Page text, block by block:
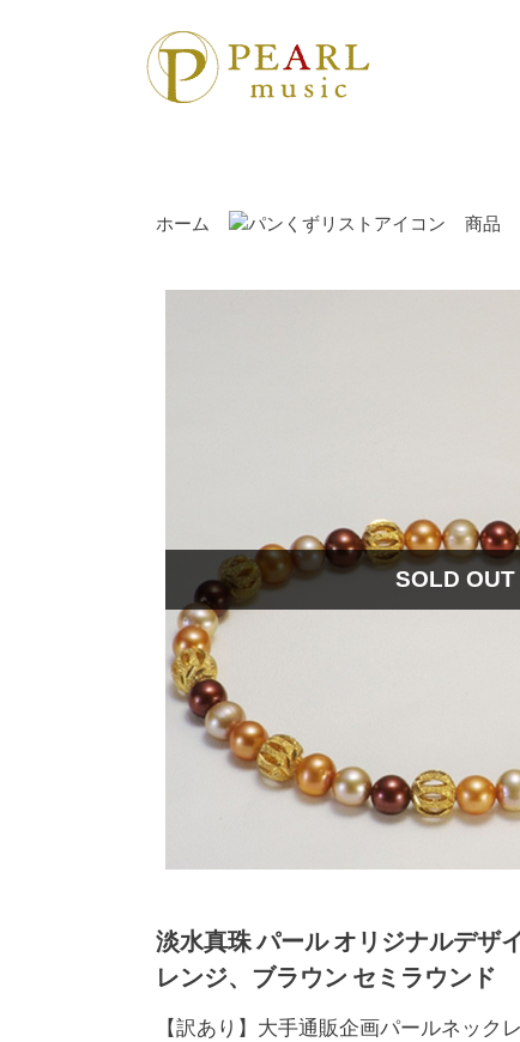
ホーム 商品
SOLD OUT
淡水真珠 パール オリジナルデザ
レンジ、ブラウン セミラウンド
【訳あり】大手通販企画パールネック